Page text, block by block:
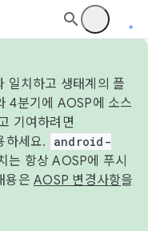
일치하고 생태계의 플
4분기에 AOSP에 소스
기여하려면
하세요.
android-
는 항상 AOSP에 푸시
용은 AOSP 변경사항을